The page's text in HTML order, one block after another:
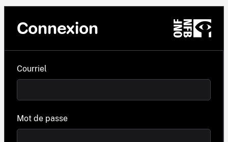
Connexion
Courriel
Mot de passe